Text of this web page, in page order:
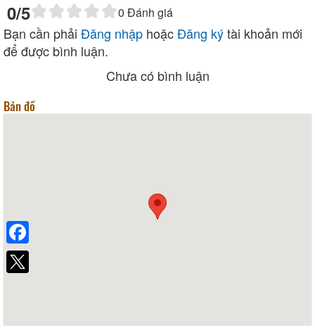
0/5 0 Đánh giá
Bạn cần phải Đăng nhập hoặcĐăng kýtài khoản mới
để được bình luận.
Chưa có bình luận
Bản đồ
Facebook